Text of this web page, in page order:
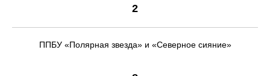
2
ППБУ «Полярная звезда» и «Северное сияние»